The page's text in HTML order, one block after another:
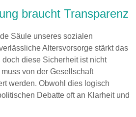
braucht Transparenz
Säule unseres sozialen
Altersvorsorge stärkt das
doch diese Sicherheit ist nicht
von der Gesellschaft
werden. Obwohl dies logisch
Debatte oft an Klarheit und